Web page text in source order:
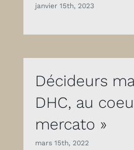
janvier 15th, 2023
Décideurs
DHC, au
mercato »
mars 15th, 2022